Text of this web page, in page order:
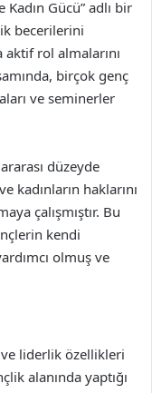
Gücü” adlı bir
becerilerini
rol almalarını
birçok genç
ve seminerler
düzeyde
kadınların haklarını
çalışmıştır. Bu
kendi
olmuş ve
ve liderlik özellikleri
alanında yaptığı